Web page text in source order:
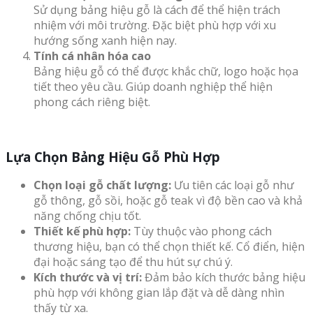
Sử dụng bảng hiệu gỗ là cách để thể hiện trách
nhiệm với môi trường. Đặc biệt phù hợp với xu
hướng sống xanh hiện nay.
Tính cá nhân hóa cao
Bảng hiệu gỗ có thể được khắc chữ, logo hoặc họa
tiết theo yêu cầu. Giúp doanh nghiệp thể hiện
phong cách riêng biệt.
Lựa Chọn Bảng Hiệu Gỗ Phù Hợp
Chọn loại gỗ chất lượng: Ưu tiên các loại gỗ như
gỗ thông, gỗ sồi, hoặc gỗ teak vì độ bền cao và khả
năng chống chịu tốt.
Thiết kế phù hợp: Tùy thuộc vào phong cách
thương hiệu, bạn có thể chọn thiết kế. Cổ điển, hiện
đại hoặc sáng tạo để thu hút sự chú ý.
Kích thước và vị trí:Đảm bảo kích thước bảng hiệu
phù hợp với không gian lắp đặt và dễ dàng nhìn
thấy từ xa.